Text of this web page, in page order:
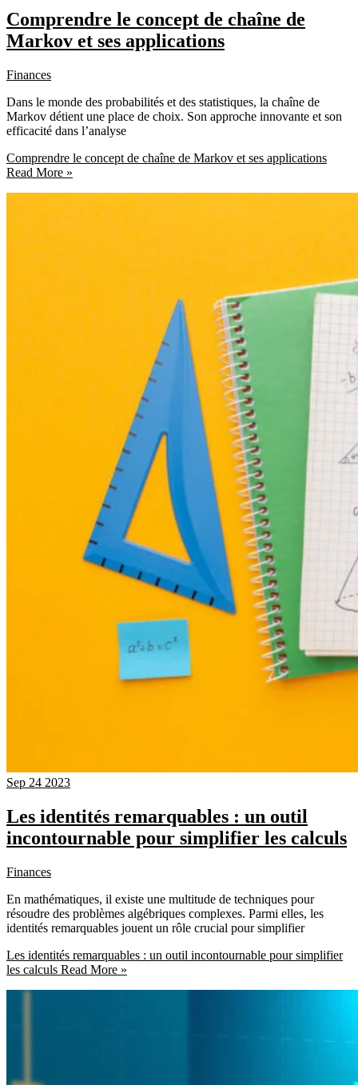
Comprendre le concept de chaîne de
Markov et ses applications
Finances
Dans le monde des probabilités et des statistiques, la chaîne de
Markov détient une place de choix. Son approche innovante et son
efficacité dans l’analyse
Comprendre le concept de chaîne de Markov et ses applications
Read More »
Sep 24 2023
Les identités remarquables : un outil
incontournable pour simplifier les calculs
Finances
En mathématiques, il existe une multitude de techniques pour
résoudre des problèmes algébriques complexes. Parmi elles, les
identités remarquables jouent un rôle crucial pour simplifier
Les identités remarquables : un outil incontournable pour simplifier
les calculs Read More »